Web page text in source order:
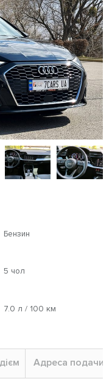
Бензин
5 чoл
7.0 л / 100 км
Адреса подачи